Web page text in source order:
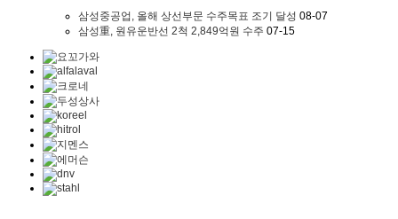
삼성중공업, 올해 상선부문 수주목표 조기 달성 08-07
삼성重, 원유운반선 2척 2,849억원 수주 07-15